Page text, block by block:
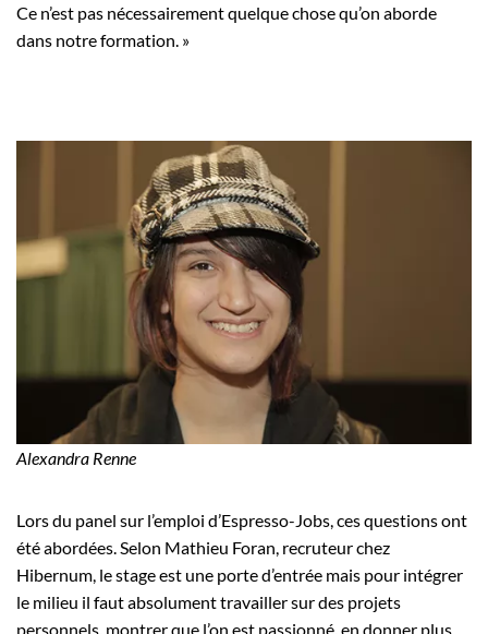
Ce n’est pas nécessairement quelque chose qu’on aborde
dans notre formation. »
Alexandra Renne
Lors du panel sur l’emploi d’Espresso-Jobs, ces questions ont
été abordées. Selon Mathieu Foran, recruteur chez
Hibernum, le stage est une porte d’entrée mais pour intégrer
le milieu il faut absolument travailler sur des projets
personnels, montrer que l’on est passionné, en donner plus